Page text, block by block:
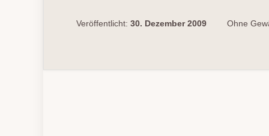
Veröffentlicht: 30. Dezember 2009 Ohne